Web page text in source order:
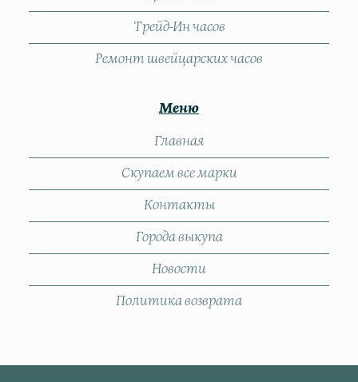
Трейд-Ин часов
Ремонт швейцарских часов
Меню
Главная
Скупаем все марки
Контакты
Города выкупа
Новости
Политика возврата